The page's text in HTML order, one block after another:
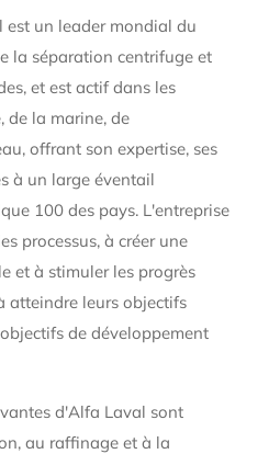
est un leader mondial du
la séparation centrifuge et
et est actif dans les
de la marine, de
offrant son expertise, ses
à un large éventail
100 des pays. L'entreprise
processus, à créer une
et à stimuler les progrès
atteindre leurs objectifs
de développement
d'Alfa Laval sont
au raffinage et à la